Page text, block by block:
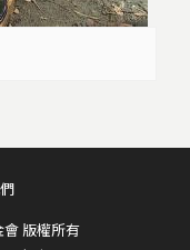
版權所有